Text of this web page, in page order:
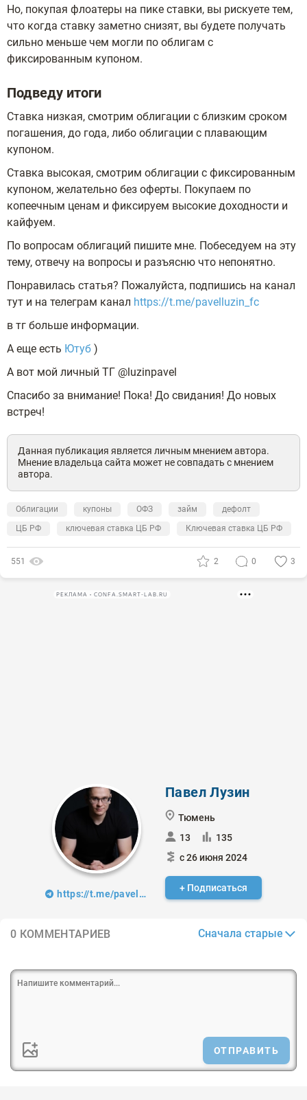
Но, покупая флоатеры на пике ставки, вы рискуете тем,
что когда ставку заметно снизят, вы будете получать
сильно меньше чем могли по облигам с
фиксированным купоном.
Подведу итоги
Ставка низкая, смотрим облигации с близким сроком
погашения, до года, либо облигации с плавающим
купоном.
Ставка высокая, смотрим облигации с фиксированным
купоном, желательно без оферты. Покупаем по
копеечным ценам и фиксируем высокие доходности и
кайфуем.
По вопросам облигаций пишите мне. Побеседуем на эту
тему, отвечу на вопросы и разъясню что непонятно.
Понравилась статья? Пожалуйста, подпишись на канал
тут и на телеграм канал https://t.me/pavelluzin_fc
в тг больше информации.
А еще есть Ютуб )
А вот мой личный ТГ @luzinpavel
Спасибо за внимание! Пока! До свидания! До новых
встреч!
Данная публикация является личным мнением автора.
Мнение владельца сайта может не совпадать с мнением
автора.
Облигации купоны ОФЗ займ
дефолт
ЦБ РФ
ключевая ставка ЦБ РФ Ключевая ставка ЦБ РФ
551 2 0 3
РЕКЛАМА • CONFA.SMART-LAB.RU
https://t.me/pavelluzin_fc
Павел Лузин
Тюмень
13
135
с 26 июня 2024
+ Подписаться
0 КОММЕНТАРИЕВ Сначала старые
ОТПРАВИТЬ